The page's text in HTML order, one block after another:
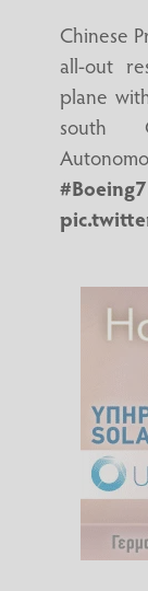
Chinese
all-out
plane
south